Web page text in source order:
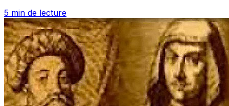
5 min de lecture